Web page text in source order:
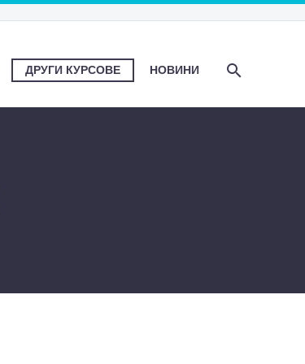
ДРУГИ КУРСОВЕ НОВИНИ